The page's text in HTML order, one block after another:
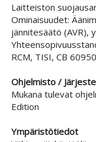
Laitteiston
Ominaisuudet:
jännitesäätö (AVR),
RCM, TISI, CB 60950
Ohjelmisto /
Mukana tulevat
Edition
Ympäristötiedot